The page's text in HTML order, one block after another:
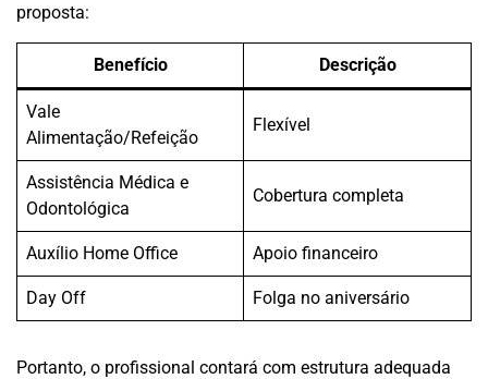
proposta:
Benefício Descrição
Vale
Alimentação/Refeição
Flexível
Assistência Médica e
Odontológica
Cobertura completa
Auxílio Home Office Apoio financeiro
Day Off Folga no aniversário
Portanto, o profissional contará com estrutura adequada